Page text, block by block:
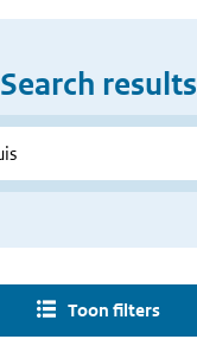
Search results
Toon filters